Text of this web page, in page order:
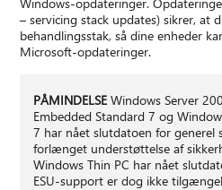
– servicing stack updates) sikrer, at
behandlingsstak, så dine enheder
Microsoft-opdateringer.
PÅMINDELSEWindows Server
Embedded Standard 7 og
7 har nået slutdatoen for generel
forlænget understøttelse af
Windows Thin PC har nået
ESU-support er dog ikke